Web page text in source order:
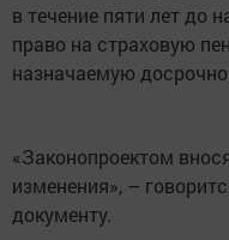
в течение пяти лет до
право на страховую
назначаемую
«Законопроектом
изменения», –
документу.